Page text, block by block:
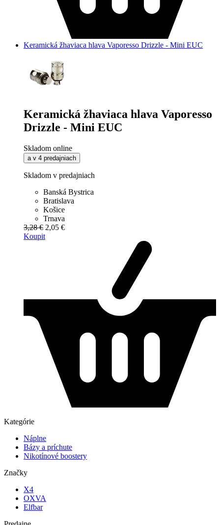
Keramická žhaviaca hlava Vaporesso Drizzle - Mini EUC
Keramická žhaviaca hlava Vaporesso
Drizzle - Mini EUC
Skladom online
a v 4 predajniach
Skladom v predajniach
Banská Bystrica
Bratislava
Košice
Trnava
3,28 € 2,05 €
Koupit
Kategórie
Náplne
Bázy a príchute
Nikotínové boostery
Značky
X4
OXVA
Elfbar